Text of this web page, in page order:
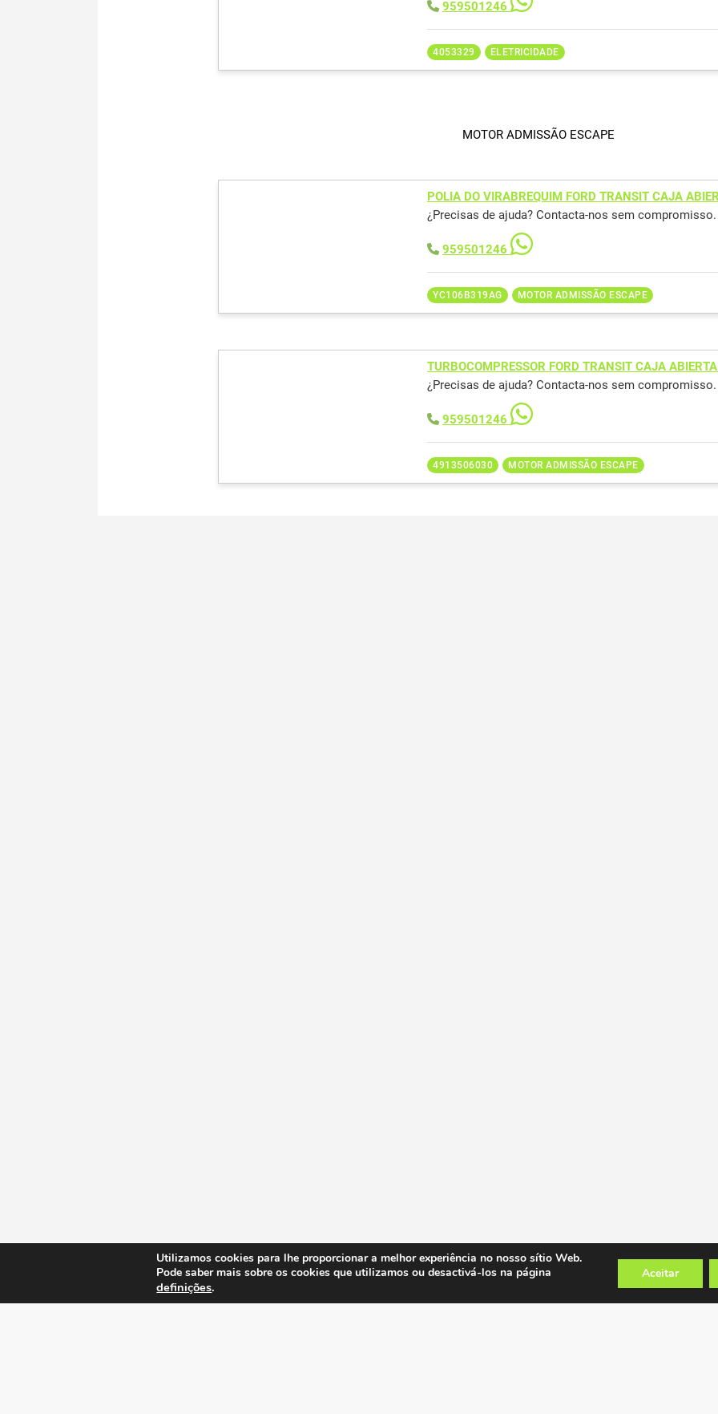
959501246
4053329 ELETRICIDADE
MOTOR ADMISSÃO ESCAPE
POLIA DO VIRABREQUIM FORD TRANSIT CAJA
¿Precisas de ajuda? Contacta-nos sem compromisso.
959501246
YC106B319AG MOTOR ADMISSÃO ESCAPE
TURBOCOMPRESSOR FORD TRANSIT CAJA
¿Precisas de ajuda? Contacta-nos sem compromisso.
959501246
4913506030 MOTOR ADMISSÃO ESCAPE
Utilizamos cookies para lhe proporcionar a melhor experiência no nosso sítio Web.
Pode saber mais sobre os cookies que utilizamos ou desactivá-los na página
definições.
Aceitar